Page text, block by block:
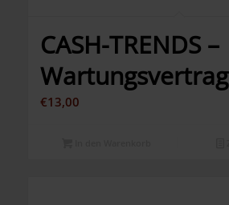
CASH-TRENDS –
Wartungsvertrag
€13,00